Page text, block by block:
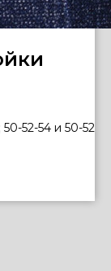
50-52-54 и 50-52